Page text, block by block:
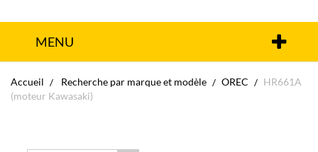
MENU
Accueil Recherche par marque et modèle OREC
HR661A
(moteur Kawasaki)